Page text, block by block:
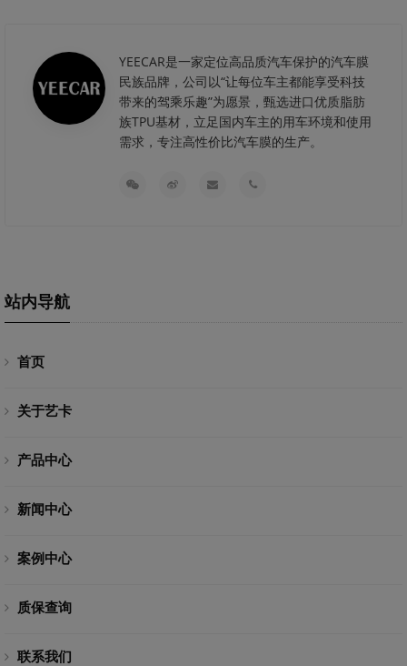
YEECAR是一家定位高品质汽车保护的汽车膜
民族品牌，公司以“让每位车主都能享受科技
带来的驾乘乐趣”为愿景，甄选进口优质脂肪
族TPU基材，立足国内车主的用车环境和使用
需求，专注高性价比汽车膜的生产。
站内导航
首页
关于艺卡
产品中心
新闻中心
案例中心
质保查询
联系我们